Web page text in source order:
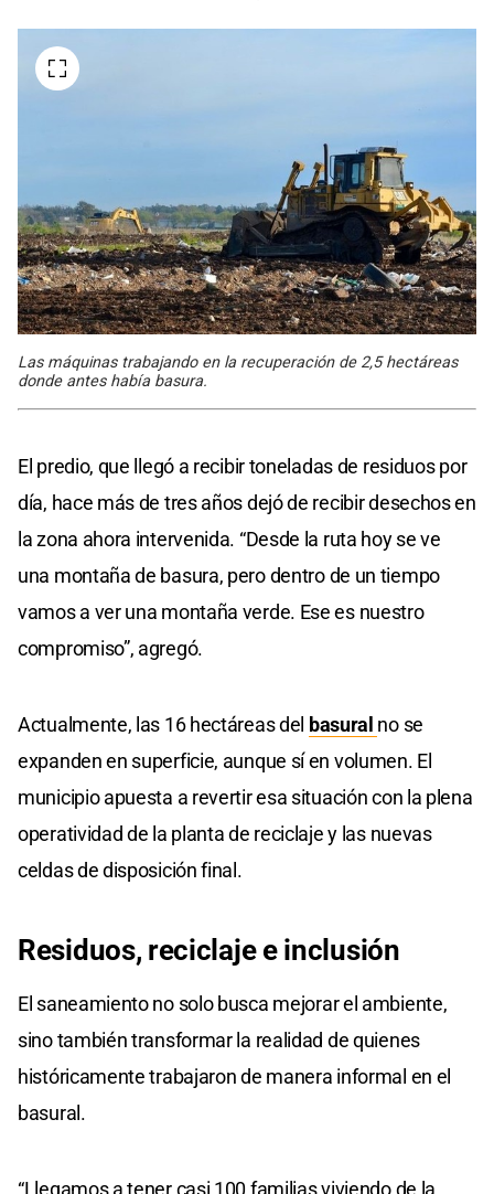
Las máquinas trabajando en la recuperación de 2,5 hectáreas
donde antes había basura.
El predio, que llegó a recibir toneladas de residuos por
día, hace más de tres años dejó de recibir desechos en
la zona ahora intervenida. “Desde la ruta hoy se ve
una montaña de basura, pero dentro de un tiempo
vamos a ver una montaña verde. Ese es nuestro
compromiso”, agregó.
Actualmente, las 16 hectáreas del basural no se
expanden en superficie, aunque sí en volumen. El
municipio apuesta a revertir esa situación con la plena
operatividad de la planta de reciclaje y las nuevas
celdas de disposición final.
Residuos, reciclaje e inclusión
El saneamiento no solo busca mejorar el ambiente,
sino también transformar la realidad de quienes
históricamente trabajaron de manera informal en el
basural.
“Llegamos a tener casi 100 familias viviendo de la